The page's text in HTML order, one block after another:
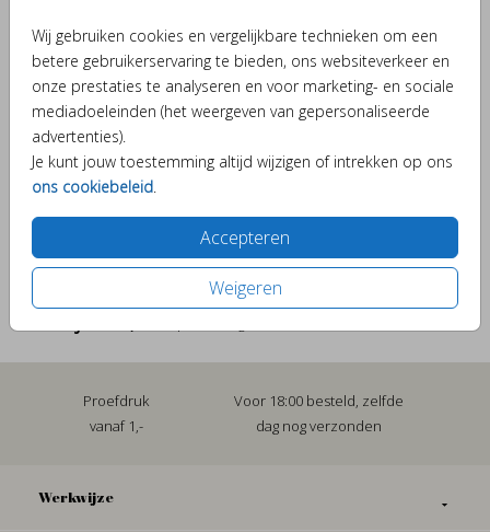
Wij gebruiken cookies en vergelijkbare technieken om een
betere gebruikerservaring te bieden, ons websiteverkeer en
onze prestaties te analyseren en voor marketing- en sociale
mediadoeleinden (het weergeven van gepersonaliseerde
advertenties).
Je kunt jouw toestemming altijd wijzigen of intrekken op ons
ons cookiebeleid.
Accepteren
Weigeren
Verschillende elementjes om je kaartje bijzonder te
maken.
Sluitzegel huwelijk yes
Proefdruk
vanaf 1,-
Voor 18:00 besteld, zelfde
dag nog verzonden
Werkwijze